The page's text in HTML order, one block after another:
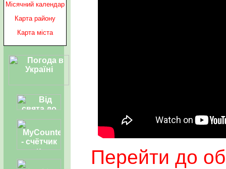
Місячний календар
Карта району
Карта міста
Перейти до